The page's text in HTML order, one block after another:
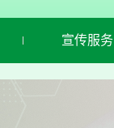
宣传服务